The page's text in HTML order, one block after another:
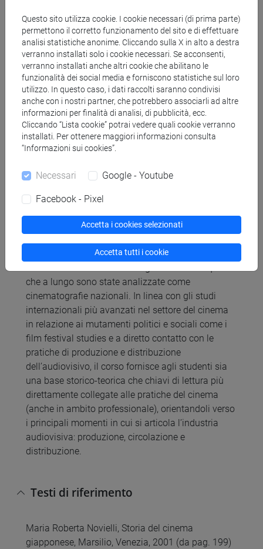
cinematografica giapponese e dei suoi autori dagli
anni sessanta a oggi, sia sincronico,
concentrandosi su una serie di temi cardine
(zainichi, minoranze etniche e rapporto con l'"altro",
memoria della guerra e del periodo imperialista,
eco-disasters e rappresentazione delle calamità
naturali) attorno ai quali ruota la costruzione e la
problematizzazione dell'identità giapponese
contemporanea al cinema.
L’analisi del cinema in Giappone permette inoltre di
affrontare, attraverso l’immediatezza
dell’immagine, temi di più ampia portata. Tali temi
includono le dinamiche economiche e i flussi
culturali che legano Cina, Corea del Sud e
casi vicine a dinamiche di “soft power”) che
film in Asia ma anche nel mercato globale e la
che a lungo sono state analizzate come
cinematografie nazionali. In linea con gli studi
internazionali più avanzati nel settore del cinema
in relazione ai mutamenti politici e sociali come i
film festival studies e a diretto contatto con le
pratiche di produzione e distribuzione
dell’audiovisivo, il corso fornisce agli studenti sia
una base storico-teorica che chiavi di lettura più
direttamente collegate alle pratiche del cinema
(anche in ambito professionale), orientandoli verso
i principali momenti in cui si articola l’industria
audiovisiva: produzione, circolazione e
distribuzione.
Testi di riferimento
Maria Roberta Novielli, Storia del cinema
giapponese, Marsilio, Venezia, 2001 (da pag. 199)
Questo sito utilizza cookie. I cookie necessari (di prima parte)
permettono il corretto funzionamento del sito e di effettuare
analisi statistiche anonime. Cliccando sulla X in alto a destra
verranno installati solo i cookie necessari. Se acconsenti,
verranno installati anche altri cookie che abilitano le
funzionalità dei social media e forniscono statistiche sul loro
utilizzo. In questo caso, i dati raccolti saranno condivisi
anche con i nostri partner, che potrebbero associarli ad altre
informazioni per finalità di analisi, di pubblicità, ecc.
Cliccando “Lista cookie” potrai vedere quali cookie verranno
installati. Per ottenere maggiori informazioni consulta
“Informazioni sui cookies”.
Necessari Google - Youtube
Facebook - Pixel
Accetta i cookies selezionati
Accetta tutti i cookie